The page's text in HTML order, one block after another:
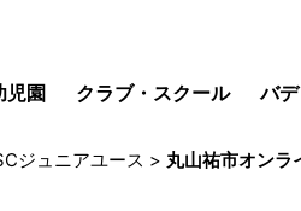
児園 クラブ・スクール バ
ジュニアユース > 丸山祐市オンラ